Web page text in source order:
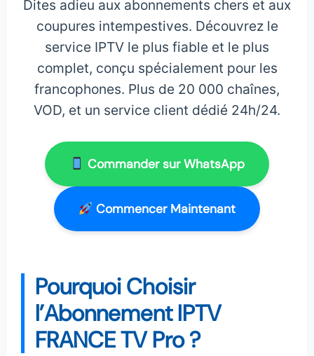
Dites adieu aux abonnements chers et aux
coupures intempestives. Découvrez le
service IPTV le plus fiable et le plus
complet, conçu spécialement pour les
francophones. Plus de 20 000 chaînes,
VOD, et un service client dédié 24h/24.
Commander sur WhatsApp
Commencer Maintenant
Pourquoi Choisir
l’Abonnement IPTV
FRANCE TV Pro ?